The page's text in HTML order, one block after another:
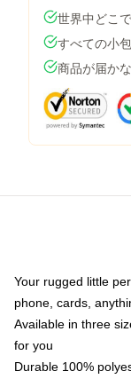
世界中どこ
すべての小
商品が届か
Your rugged little
phone, cards,
Available in three
for you
Durable 100%